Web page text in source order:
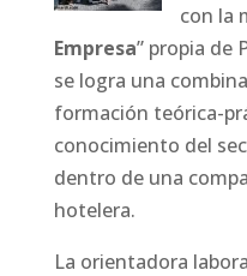
con la
Empresa” propia de
se logra una
formación teórica-
conocimiento del
dentro de una
hotelera.
La orientadora